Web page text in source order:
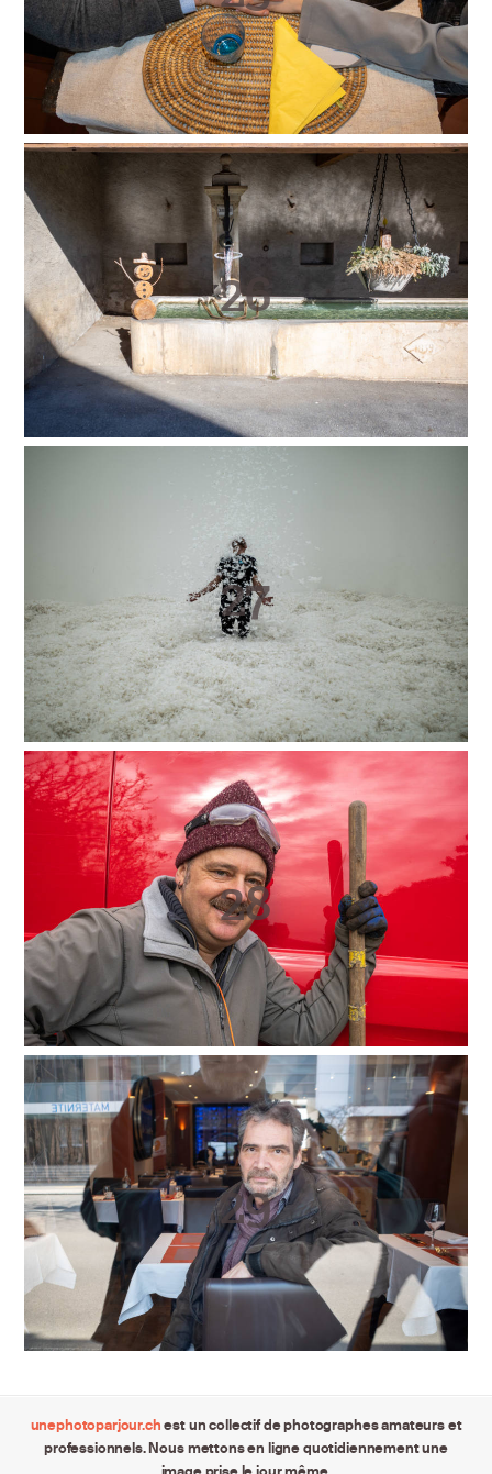
unephotoparjour.chest un collectif de photographes amateurs et
professionnels. Nous mettons en ligne quotidiennement une